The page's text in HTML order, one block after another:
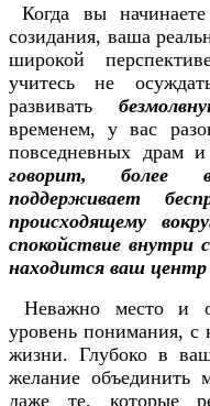
Когда вы
созидания, ваша
широкой
учитесь не
развивать
временем, у вас
повседневных драм
говорит, более
поддерживает
происходящему
спокойствие внутри
находится ваш
Неважно место и
уровень понимания, с
жизни. Глубоко в
желание объединить
даже те, которые